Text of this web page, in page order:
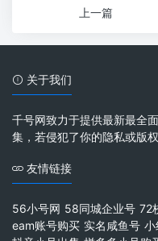
上一篇
关于我们
千号网致力于提供最新最全
集，若侵犯了你的隐私或版
友情链接
56小号网 58同城企业号 72
eam账号购买 实名咸鱼号 小